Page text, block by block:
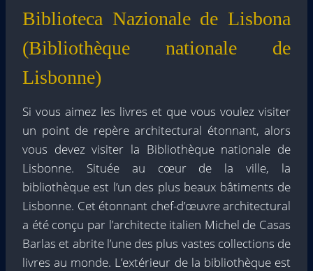
Biblioteca Nazionale de Lisbona
(Bibliothèque nationale de
Lisbonne)
Si vous aimez les livres et que vous voulez visiter
un point de repère architectural étonnant, alors
vous devez visiter la Bibliothèque nationale de
Lisbonne. Située au cœur de la ville, la
bibliothèque est l’un des plus beaux bâtiments de
Lisbonne. Cet étonnant chef-d’œuvre architectural
a été conçu par l’architecte italien Michel de Casas
Barlas et abrite l’une des plus vastes collections de
livres au monde. L’extérieur de la bibliothèque est